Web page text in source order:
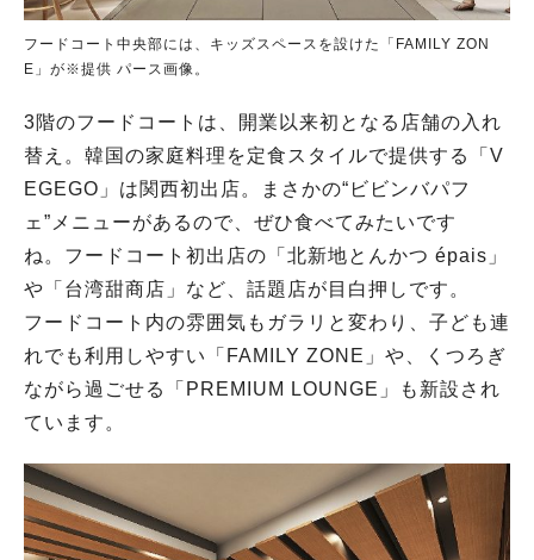
フードコート中央部には、キッズスペースを設けた「FAMILY ZON
E」が※提供 パース画像。
3階のフードコートは、開業以来初となる店舗の入れ
替え。韓国の家庭料理を定食スタイルで提供する「V
EGEGO」は関西初出店。まさかの“ビビンバパフ
ェ”メニューがあるので、ぜひ食べてみたいです
ね。 フードコート初出店の「 北新地とんかつ épais」
や「 台湾甜商店 」など、話題店が目白押しです。
フードコート内の雰囲気もガラリと変わり、子ども連
れでも利用しやすい「FAMILY ZONE」や、くつろぎ
ながら過ごせる「PREMIUM LOUNGE」も新設され
ています。